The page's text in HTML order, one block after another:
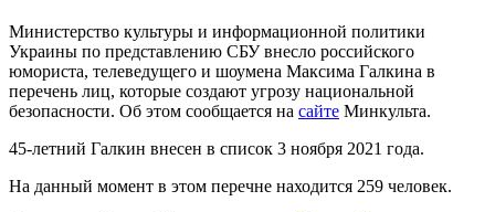
Министерство культуры и информационной политики
Украины по представлению СБУ внесло российского
юмориста, телеведущего и шоумена Максима Галкина в
перечень лиц, которые создают угрозу национальной
безопасности. Об этом сообщается на сайте Минкульта.
45-летний Галкин внесен в список 3 ноября 2021 года.
На данный момент в этом перечне находится 259 человек.